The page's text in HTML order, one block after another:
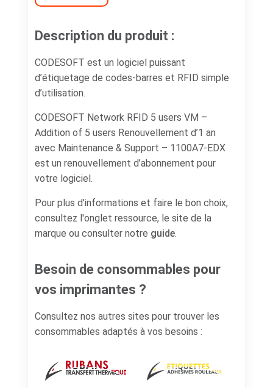
Description du produit :
CODESOFT est un logiciel puissant
d’étiquetage de codes-barres et RFID simple
d’utilisation.
CODESOFT Network RFID 5 users VM –
Addition of 5 users Renouvellement d’1 an
avec Maintenance & Support – 1100A7-EDX
est un renouvellement d’abonnement pour
votre logiciel.
Pour plus d’informations et faire le bon choix,
consultez l'onglet ressource, le site de la
marque ou consulter notre guide.
Besoin de consommables pour
vos imprimantes ?
Consultez nos autres sites pour trouver les
consommables adaptés à vos besoins :